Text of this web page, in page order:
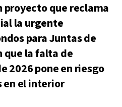
proyecto que reclama
la urgente
para Juntas de
que la falta de
2026 pone en riesgo
en el interior